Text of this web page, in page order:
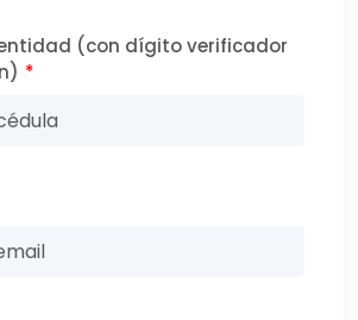
(con dígito verificador
*